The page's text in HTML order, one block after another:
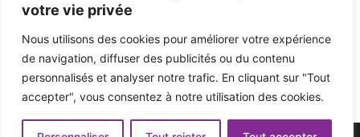
votre vie privée
Nous utilisons des cookies pour améliorer votre expérience
de navigation, diffuser des publicités ou du contenu
personnalisés et analyser notre trafic. En cliquant sur "Tout
accepter", vous consentez à notre utilisation des cookies.
Afroman poursuit un policier de l'Ohio après la
victoire du jury en diffamation